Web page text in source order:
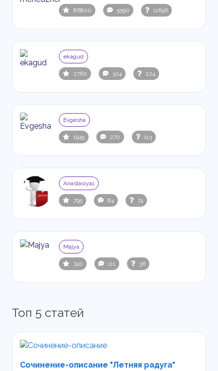
86800 5590 11656
ekagud
2760 324 224
Evgesha
1945 270 113
Anastasiya1
795 84 74
Majya
740 111 36
Топ 5 статей
Сочинение-описание "Летняя радуга"